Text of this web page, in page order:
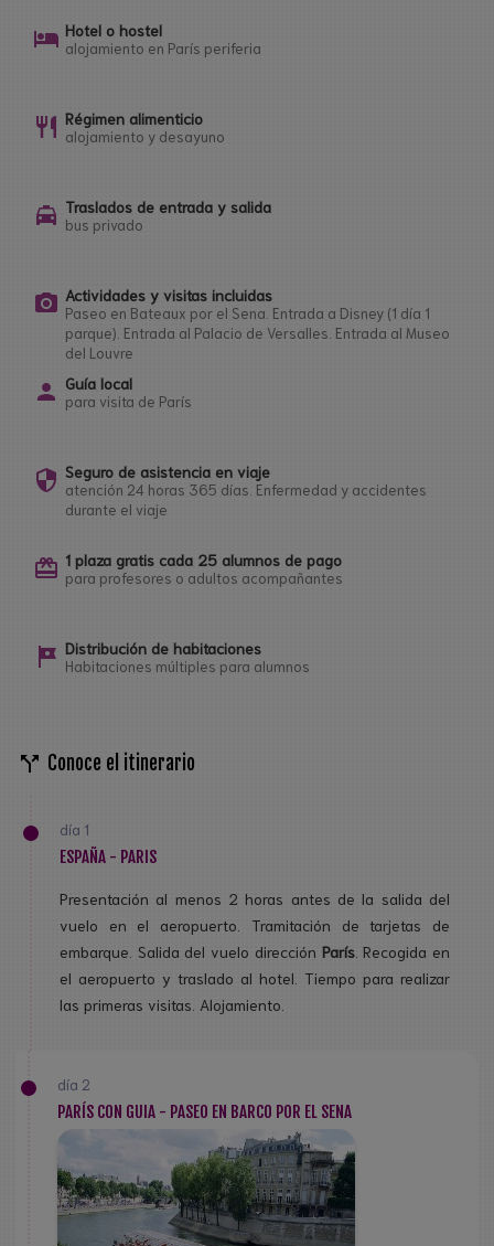
hotel Hotel o hostel
alojamiento en París periferia
restaurant Régimen alimenticio
alojamiento y desayuno
local_taxi Traslados de entrada y salida
bus privado
photo_camera Actividades y visitas incluidas
Paseo en Bateaux por el Sena. Entrada a Disney (1 día 1
parque). Entrada al Palacio de Versalles. Entrada al Museo
del Louvre
person Guía local
para visita de París
security Seguro de asistencia en viaje
atención 24 horas 365 días. Enfermedad y accidentes
durante el viaje
card_giftcard 1 plaza gratis cada 25 alumnos de pago
para profesores o adultos acompañantes
tour Distribución de habitaciones
Habitaciones múltiples para alumnos
call_split Conoce el itinerario
día 1
ESPAÑA - PARIS
Presentación al menos 2 horas antes de la salida del
vuelo en el aeropuerto. Tramitación de tarjetas de
embarque. Salida del vuelo dirección París. Recogida en
el aeropuerto y traslado al hotel. Tiempo para realizar
las primeras visitas. Alojamiento.
día 2
PARÍS CON GUIA - PASEO EN BARCO POR EL SENA